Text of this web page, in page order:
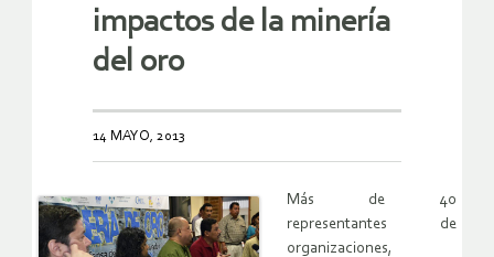
impactos de la minería
del oro
14 MAYO, 2013
Más de 40
representantes de
organizaciones,